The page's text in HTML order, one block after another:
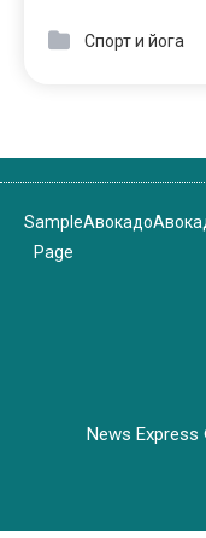
Спорт и йога
Sample
Page
Авокадо
News